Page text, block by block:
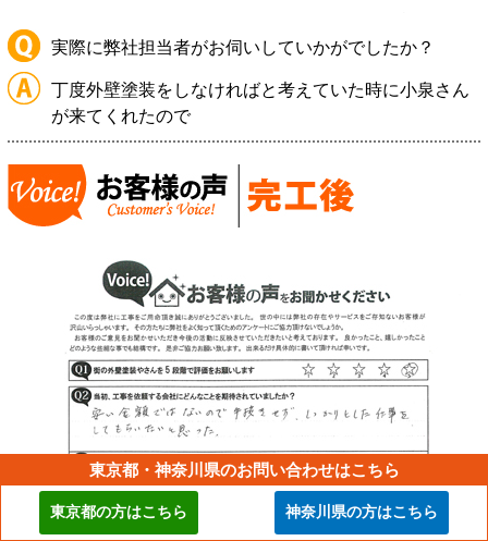
実際に弊社担当者がお伺いしていかがでしたか？
丁度外壁塗装をしなければと考えていた時に小泉さん
が来てくれたので
東京都・神奈川県のお問い合わせはこちら
東京都の方はこちら 神奈川県の方はこちら